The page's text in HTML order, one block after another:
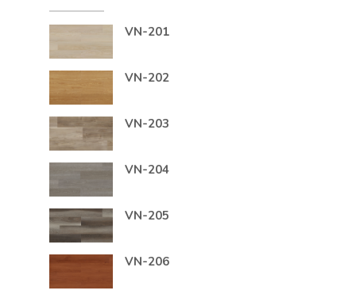
VN-201
VN-202
VN-203
VN-204
VN-205
VN-206